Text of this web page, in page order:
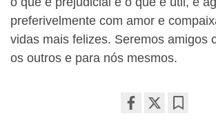
preferivelmente com amor e
vidas mais felizes. Seremos amigos
os outros e para nós mesmos.